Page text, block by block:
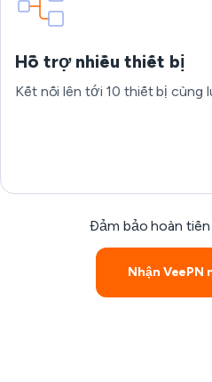
Hỗ trợ nhiều thiết bị
Kết nối lên tới 10 thiết bị cùng
Đảm bảo hoàn tiền
Nhận VeePN